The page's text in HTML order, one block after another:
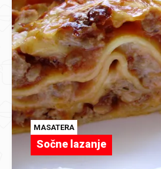
MASATERA
Sočne lazanje